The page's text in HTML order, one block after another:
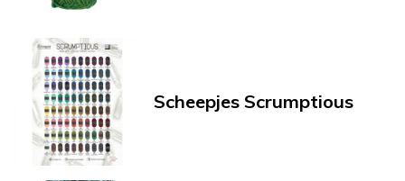
Scheepjes Scrumptious